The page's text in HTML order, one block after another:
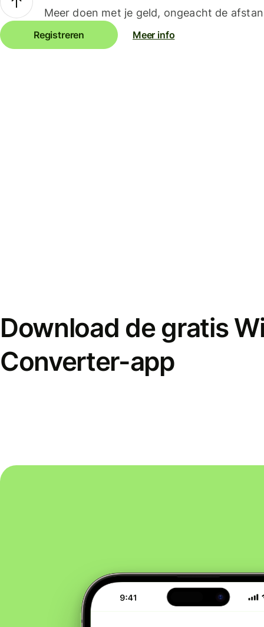
Meer doen met je geld, ongeacht de
Registreren Meer info
Download de gratis
Converter-app